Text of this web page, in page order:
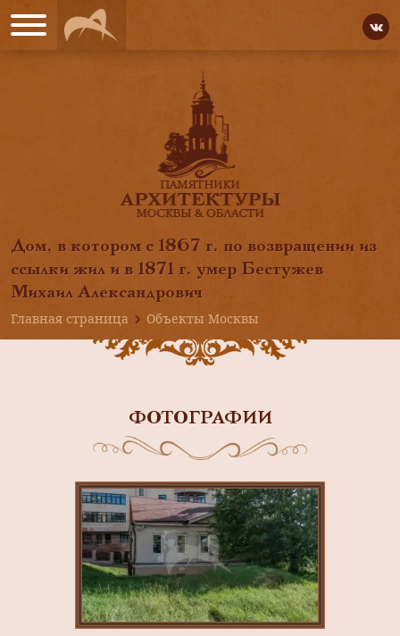
Дом, в котором с 1867 г. по возвращении из
ссылки жил и в 1871 г. умер Бестужев
Михаил Александрович
Главная страница
Объекты Москвы
ФОТОГРАФИИ